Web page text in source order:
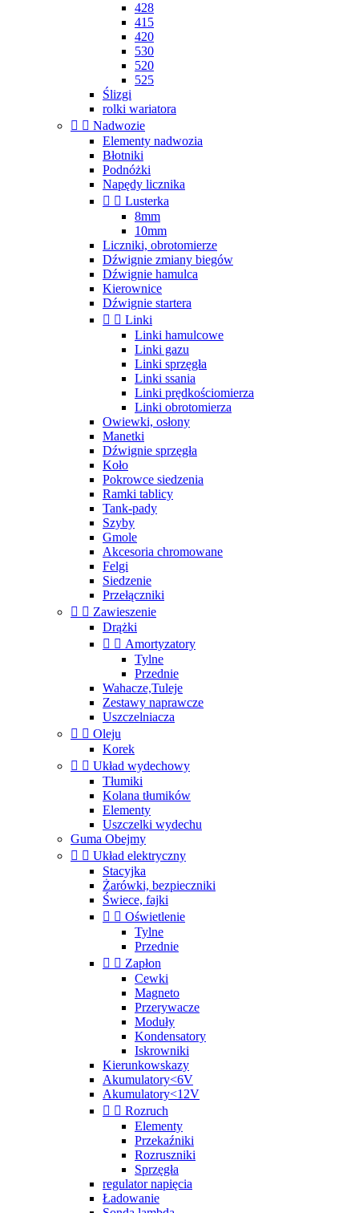
428
415
420
530
520
525
Ślizgi
rolki wariatora
  Nadwozie
Elementy nadwozia
Błotniki
Podnóżki
Napędy licznika
  Lusterka
8mm
10mm
Liczniki, obrotomierze
Dźwignie zmiany biegów
Dźwignie hamulca
Kierownice
Dźwignie startera
  Linki
Linki hamulcowe
Linki gazu
Linki sprzęgła
Linki ssania
Linki prędkościomierza
Linki obrotomierza
Owiewki, osłony
Manetki
Dźwignie sprzęgła
Koło
Pokrowce siedzenia
Ramki tablicy
Tank-pady
Szyby
Gmole
Akcesoria chromowane
Felgi
Siedzenie
Przełączniki
  Zawieszenie
Drążki
  Amortyzatory
Tylne
Przednie
Wahacze,Tuleje
Zestawy naprawcze
Uszczelniacza
  Oleju
Korek
  Układ wydechowy
Tłumiki
Kolana tłumików
Elementy
Uszczelki wydechu
Guma Obejmy
  Układ elektryczny
Stacyjka
Żarówki, bezpieczniki
Świece, fajki
  Oświetlenie
Tylne
Przednie
  Zapłon
Cewki
Magneto
Przerywacze
Moduły
Kondensatory
Iskrowniki
Kierunkowskazy
Akumulatory<6V
Akumulatory<12V
  Rozruch
Elementy
Przekaźniki
Rozruszniki
Sprzęgła
regulator napięcia
Ładowanie